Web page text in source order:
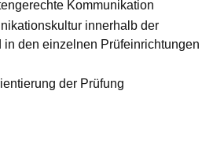
Kommunikation
innerhalb der
in den einzelnen Prüfeinrichtungen
der Prüfung